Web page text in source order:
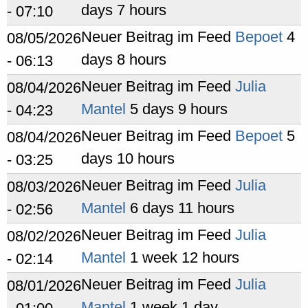
- 07:10
days 7 hours
08/05/2026
- 06:13
Neuer Beitrag im Feed Bepoet 4
days 8 hours
08/04/2026
- 04:23
Neuer Beitrag im Feed Julia
Mantel 5 days 9 hours
08/04/2026
- 03:25
Neuer Beitrag im Feed Bepoet 5
days 10 hours
08/03/2026
- 02:56
Neuer Beitrag im Feed Julia
Mantel 6 days 11 hours
08/02/2026
- 02:14
Neuer Beitrag im Feed Julia
Mantel 1 week 12 hours
08/01/2026Neuer Beitrag im Feed Julia